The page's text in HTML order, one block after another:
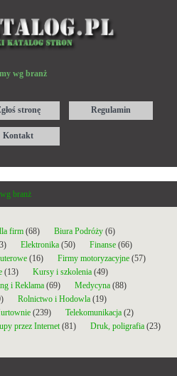
wg branż
stronę Regulamin
Kontakt
branż
firm (68) Biura Podróży (6)
Elektronika (50) Finanse (66)
(16) Firmy motoryzacyjne (57)
(13) Kursy i szkolenia (49)
i Reklama (69) Medycyna (88)
Rolnictwo i Hodowla (19)
(239) Telekomunikacja (2)
przez Internet (81) Druk, poligrafia (23)